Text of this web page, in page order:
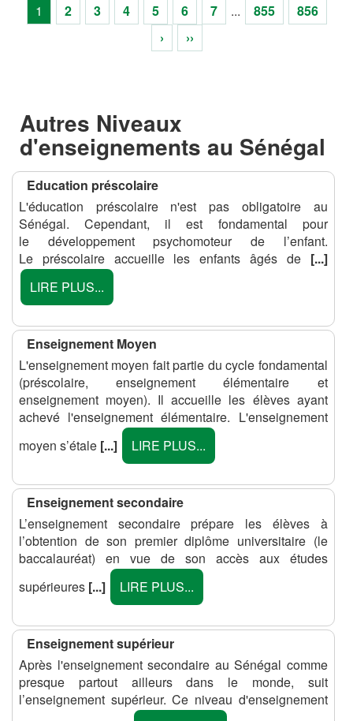
1 2 3 4 5 6 7 ... 855
856
›
››
Autres Niveaux
d'enseignements au Sénégal
Education préscolaire
L'éducation préscolaire n'est pas obligatoire au
Sénégal. Cependant, il est fondamental pour
le développement psychomoteur de l’enfant.
Le préscolaire accueille les enfants âgés de [...]
LIRE PLUS...
Enseignement Moyen
L'enseignement moyen fait partie du cycle fondamental
(préscolaire, enseignement élémentaire et
enseignement moyen). Il accueille les élèves ayant
achevé l'enseignement élémentaire. L'enseignement
moyen s’étale [...] LIRE PLUS...
Enseignement secondaire
L’enseignement secondaire prépare les élèves à
l’obtention de son premier diplôme universitaire (le
baccalauréat) en vue de son accès aux études
supérieures [...] LIRE PLUS...
Enseignement supérieur
Après l'enseignement secondaire au Sénégal comme
presque partout ailleurs dans le monde, suit
l’enseignement supérieur. Ce niveau d'enseignement